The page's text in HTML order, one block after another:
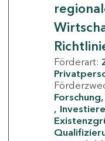
Förderart: